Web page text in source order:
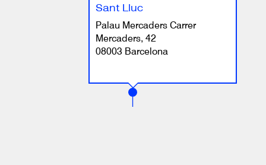
Sant Lluc
Palau Mercaders Carrer
Mercaders, 42
08003 Barcelona